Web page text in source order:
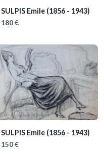
SULPIS Emile (1856 - 1943)
180 €
SULPIS Emile (1856 - 1943)
150 €